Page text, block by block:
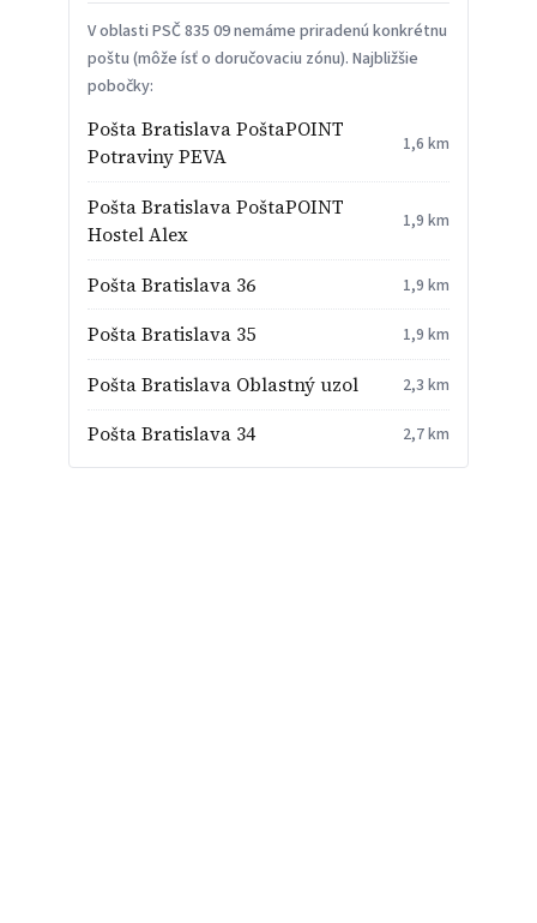
V oblasti PSČ 835 09 nemáme priradenú konkrétnu
poštu (môže ísť o doručovaciu zónu). Najbližšie
pobočky:
Pošta Bratislava PoštaPOINT
Potraviny PEVA
1,6 km
Pošta Bratislava PoštaPOINT
Hostel Alex
1,9 km
Pošta Bratislava 36 1,9 km
Pošta Bratislava 35 1,9 km
Pošta Bratislava Oblastný uzol 2,3 km
Pošta Bratislava 34 2,7 km